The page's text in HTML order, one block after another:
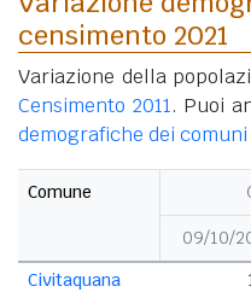
censimento 2021
Variazione della
Censimento 2011. Puoi
demografiche dei
Comune
09/10/
Civitaquana